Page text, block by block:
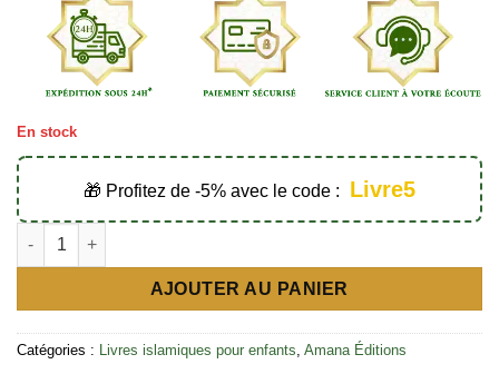
En stock
🎁 Profitez de -5% avec le code : Livre5
AJOUTER AU PANIER
Catégories : Livres islamiques pour enfants, Amana Éditions